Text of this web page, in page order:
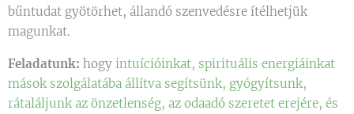
bűntudat gyötörhet, állandó szenvedésre ítélhetjük
magunkat.
Feladatunk: hogy intuícióinkat, spirituális energiáinkat
mások szolgálatába állítva segítsünk, gyógyítsunk,
rátaláljunk az önzetlenség, az odaadó szeretet erejére, és